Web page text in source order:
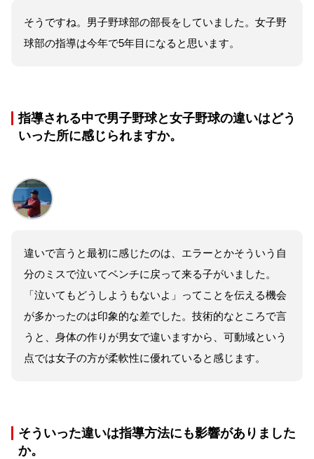
そうですね。男子野球部の部長をしていました。女子野
球部の指導は今年で5年目になると思います。
指導される中で男子野球と女子野球の違いはどう
いった所に感じられますか。
違いで言うと最初に感じたのは、エラーとかそういう自
分のミスで泣いてベンチに戻って来る子がいました。
「泣いてもどうしようもないよ」ってことを伝える機会
が多かったのは印象的な差でした。技術的なところで言
うと、身体の作りが男女で違いますから、可動域という
点では女子の方が柔軟性に優れていると感じます。
そういった違いは指導方法にも影響がありました
か。